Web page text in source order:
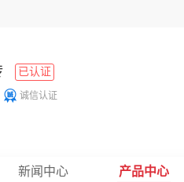
已认证
诚信认证
新闻中心 产品中心